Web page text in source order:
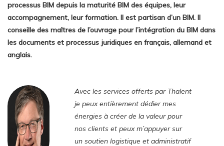
processus BIM depuis la maturité BIM des équipes, leur
accompagnement, leur formation. Il est partisan d’un BIM. Il
conseille des maîtres de l’ouvrage pour l’intégration du BIM dans
les documents et processus juridiques en français, allemand et
anglais.
Avec les services offerts par Thalent
je peux entièrement dédier mes
énergies à créer de la valeur pour
nos clients et peux m’appuyer sur
un soutien logistique et administratif